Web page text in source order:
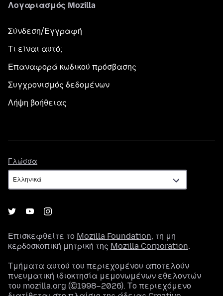
Λογαριασμός Mozilla
Σύνδεση/Εγγραφή
Τι είναι αυτό;
Επαναφορά κωδικού πρόσβασης
Συγχρονισμός δεδομένων
Λήψη βοήθειας
Γλώσσα
Επισκεφθείτε το Mozilla Foundation, τη μη
κερδοσκοπική μητρική της Mozilla Corporation.
Τμήματα αυτού του περιεχομένου αποτελούν
πνευματική ιδιοκτησία μεμονωμένων εθελοντών
του mozilla.org (©1998–2026). Το περιεχόμενο